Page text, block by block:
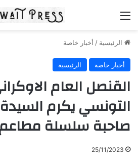
الرئيسية / أخبار خاصة
أخبار خاصة الرئيسية
القنصل العام
التونسي يكرم
صاحبة سلسلة
25/11/2023